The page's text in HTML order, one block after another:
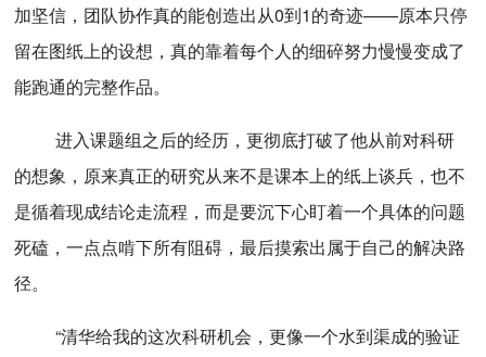
加坚信，团队协作真的能创造出从0到1的奇迹——原本只停
留在图纸上的设想，真的靠着每个人的细碎努力慢慢变成了
能跑通的完整作品。
进入课题组之后的经历，更彻底打破了他从前对科研
的想象，原来真正的研究从来不是课本上的纸上谈兵，也不
是循着现成结论走流程，而是要沉下心盯着一个具体的问题
死磕，一点点啃下所有阻碍，最后摸索出属于自己的解决路
径。
“清华给我的这次科研机会，更像一个水到渠成的验证